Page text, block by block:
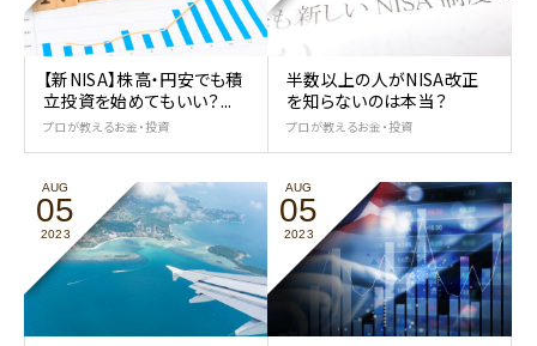
【新NISA】株高・円安でも積
立投資を始めてもいい？...
プロが教えるお金・投資
半数以上の人がNISA改正
を知らないのは本当？
プロが教えるお金・投資
AUG
05
2023
AUG
05
2023